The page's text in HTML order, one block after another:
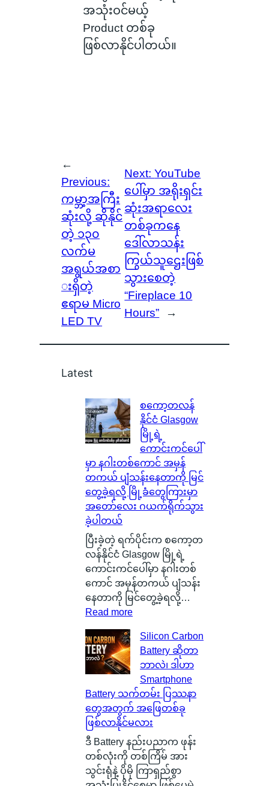
အသုံးဝင်မယ့်
Product တစ်ခု
ဖြစ်လာနိုင်ပါတယ်။
←
Previous:
ကမ္ဘာ့အကြီး
ဆုံးလို့ ဆိုနိုင်
တဲ့ ၁၃၀
လက်မ
အရွယ်အစာ
းရှိတဲ့
ဧရာမ Micro
LED TV
Next:YouTube
ပေါ်မှာ အရိုးရှင်း
ဆုံးအရာလေး
တစ်ခုကနေ
ဒေါ်လာသန်း
ကြွယ်သူဌေးဖြစ်
သွားစေတဲ့
“Fireplace 10
Hours”
→
Latest
စကော့တလန်
နိုင်ငံ Glasgow
မြို့ရဲ့
ကောင်းကင်ပေါ်
မှာ နဂါးတစ်ကောင် အမှန်
တကယ် ပျံသန်းနေတာကို မြင်
တွေ့ခဲ့ရလို့ မြို့ခံတွေကြားမှာ
အတော်လေး ဂယက်ရိုက်သွား
ခဲ့ပါတယ်
ပြီးခဲ့တဲ့ ရက်ပိုင်းက စကော့တ
လန်နိုင်ငံ Glasgow မြို့ရဲ့
ကောင်းကင်ပေါ်မှာ နဂါးတစ်
ကောင် အမှန်တကယ် ပျံသန်း
နေတာကို မြင်တွေ့ခဲ့ရလို့…
Read more:
ကေ
ာ့
တ
လ
န်
နို
င်
ငံ
G
l
Silicon Carbon
Battery ဆိုတာ
ဘာလဲ၊ ဒါဟာ
Smartphone
Battery သက်တမ်း ပြဿနာ
တွေအတွက် အဖြေတစ်ခု
ဖြစ်လာနိုင်မလား
ဒီ Battery နည်းပညာက ဖုန်း
တစ်လုံးကို တစ်ကြိမ် အား
သွင်းရုံနဲ့ ပိုမို ကြာရှည်စွာ